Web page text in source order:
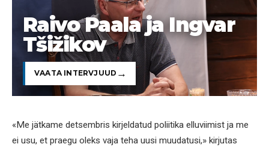
Raivo Paala ja Ingvar
Tšižikov
VAATA INTERVJUUD
«Me jätkame detsembris kirjeldatud poliitika elluviimist ja me
ei usu, et praegu oleks vaja teha uusi muudatusi,» kirjutas